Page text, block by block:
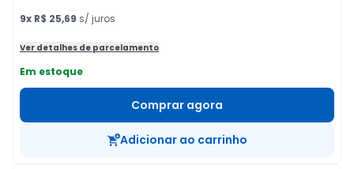
9x R$ 25,69 s/ juros
Ver detalhes de parcelamento
Em estoque
Comprar agora
Adicionar ao carrinho